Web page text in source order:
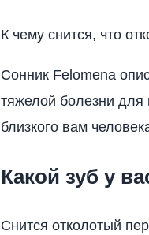
К чему снится, что
Сонник Fеlоmеna
тяжелой болезни для
близкого вам
Какой зуб у
Снится отколотый